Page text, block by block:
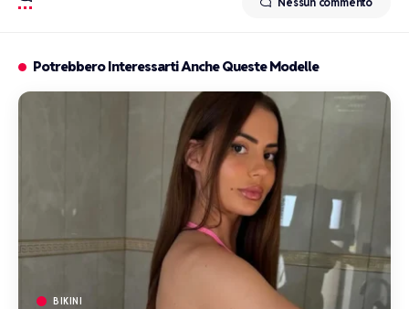
Potrebbero Interessarti Anche Queste Modelle
BIKINI